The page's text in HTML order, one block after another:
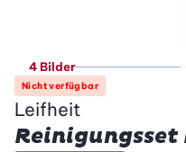
4 Bilder
Nicht verfügbar
Leifheit